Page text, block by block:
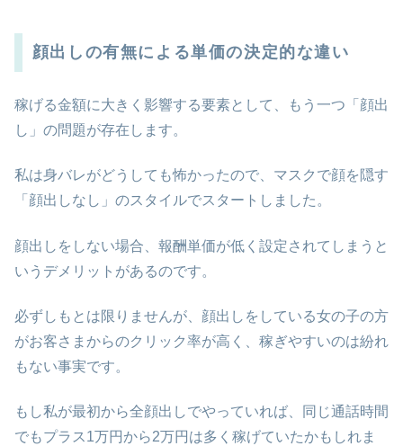
顔出しの有無による単価の決定的な違い
稼げる金額に大きく影響する要素として、もう一つ「顔出
し」の問題が存在します。
私は身バレがどうしても怖かったので、マスクで顔を隠す
「顔出しなし」のスタイルでスタートしました。
顔出しをしない場合、報酬単価が低く設定されてしまうと
いうデメリットがあるのです。
必ずしもとは限りませんが、顔出しをしている女の子の方
がお客さまからのクリック率が高く、稼ぎやすいのは紛れ
もない事実です。
もし私が最初から全顔出しでやっていれば、同じ通話時間
でもプラス1万円から2万円は多く稼げていたかもしれま